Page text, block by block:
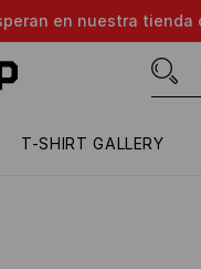
en nuestra tienda
T-SHIRT GALLERY